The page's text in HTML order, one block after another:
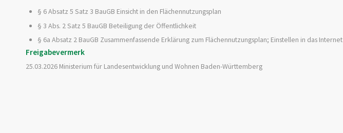
§ 6 Absatz 5 Satz 3 BauGB Einsicht in den Flächennutzungsplan
§ 3 Abs. 2 Satz 5 BauGB Beteiligung der Öffentlichkeit
§ 6a Absatz 2 BauGB Zusammenfassende Erklärung zum Flächennutzungsplan; Einstellen in das Internet
Freigabevermerk
25.03.2026 Ministerium für Landesentwicklung und Wohnen Baden-Württemberg